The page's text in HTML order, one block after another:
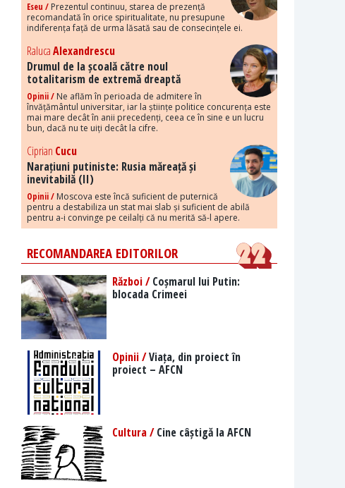
Eseu / Prezentul continuu, starea de prezență
recomandată în orice spiritualitate, nu presupune
indiferența față de urma lăsată sau de consecințele ei.
RalucaAlexandrescu
Drumul de la școală către noul
totalitarism de extremă dreaptă
Opinii / Ne aflăm în perioada de admitere în
învățământul universitar, iar la științe politice concurența este
mai mare decât în anii precedenți, ceea ce în sine e un lucru
bun, dacă nu te uiți decât la cifre.
Ciprian Cucu
Narațiuni putiniste: Rusia măreață și
inevitabilă (II)
Opinii / Moscova este încă suficient de puternică
pentru a destabiliza un stat mai slab și suficient de abilă
pentru a-i convinge pe ceilalți că nu merită să-l apere.
RECOMANDAREA EDITORILOR
Război /Coșmarul lui Putin:
blocada Crimeei
Opinii /Viața, din proiect în
proiect – AFCN
Cultura /Cine câștigă la AFCN